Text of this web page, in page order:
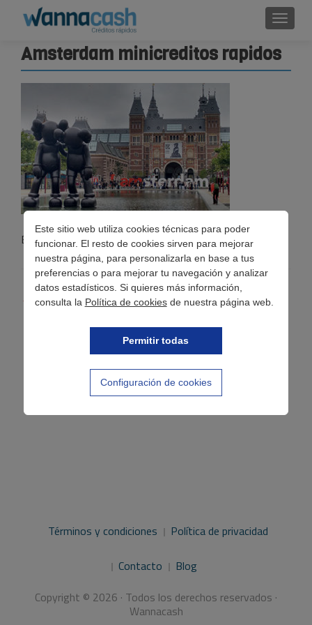
Este sitio web utiliza cookies técnicas para poder
funcionar. El resto de cookies sirven para mejorar
nuestra página, para personalizarla en base a tus
preferencias o para mejorar tu navegación y analizar
datos estadísticos. Si quieres más información,
consulta la Política de cookiesde nuestra página web.
Permitir todas
Configuración de cookies
Amsterdam minicreditos rapidos
Esta entrada fue publicada en . Guarda elpermalink
Navegación
entradas
← Destinos a los que escaparte en Navidad
Términos y condiciones Política de privacidad
Contacto
Blog
Copyright © 2026 · Todos los derechos reservados ·
Wannacash